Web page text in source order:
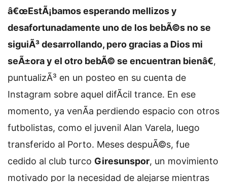
â€œEstÃ¡bamos esperando mellizos y
desafortunadamente uno de los bebÃ©s no se
siguiÃ³ desarrollando, pero gracias a Dios mi
seÃ±ora y el otro bebÃ© se encuentran bienâ€,
puntualizÃ³ en un posteo en su cuenta de
Instagram sobre aquel difÃ­cil trance. En ese
momento, ya venÃ­a perdiendo espacio con otros
futbolistas, como el juvenil Alan Varela, luego
transferido al Porto. Meses despuÃ©s, fue
cedido al club turco Giresunspor, un movimiento
motivado por la necesidad de alejarse mientras